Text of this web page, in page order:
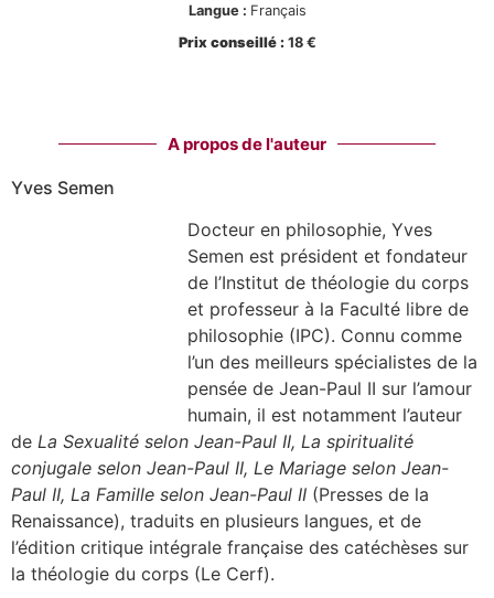
Langue : Français
Prix conseillé : 18 €
A propos de l'auteur
Yves Semen
Docteur en philosophie, Yves
Semen est président et fondateur
de l’Institut de théologie du corps
et professeur à la Faculté libre de
philosophie (IPC). Connu comme
l’un des meilleurs spécialistes de la
pensée de Jean-Paul II sur l’amour
humain, il est notamment l’auteur
de La Sexualité selon Jean-Paul II, La spiritualité
conjugale selon Jean-Paul II, Le Mariage selon Jean-
Paul II, La Famille selon Jean-Paul II (Presses de la
Renaissance), traduits en plusieurs langues, et de
l’édition critique intégrale française des catéchèses sur
la théologie du corps (Le Cerf).